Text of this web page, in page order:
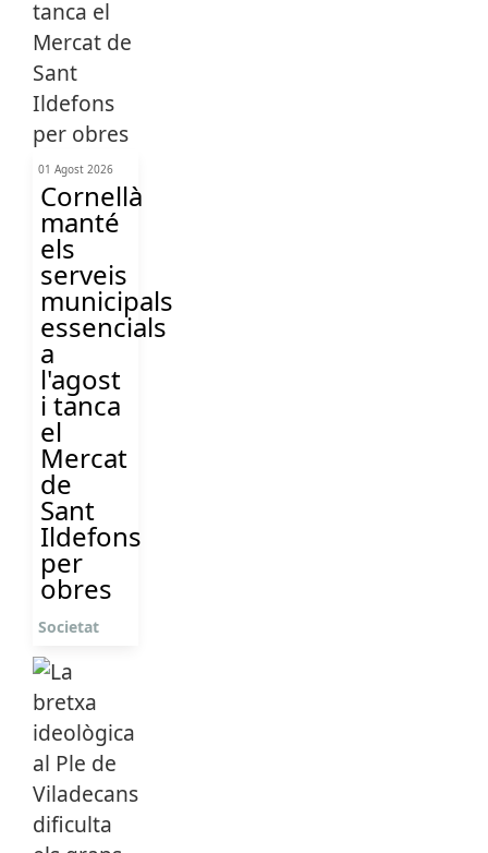
01 Agost 2026
Cornellà
manté
els
serveis
municipals
essencials
a
l'agost
i tanca
el
Mercat
de
Sant
Ildefons
per
obres
Societat